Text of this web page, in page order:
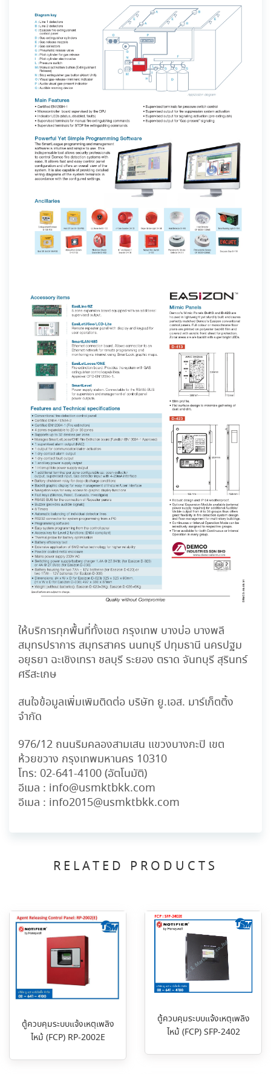
ให้บริการทุกพื้นที่ทั้งเขต กรุงเทพ บางบ่อ บางพลี
สมุทรปราการ สมุทรสาคร นนทบุรี ปทุมธานี นครปฐม
อยุธยา ฉะเชิงเทรา ชลบุรี ระยอง ตราด จันทบุรี สุรินทร์
ศรีสะเกษ
สนใจข้อมูลเพิ่มเพิมติดต่อ บริษัท ยู.เอส. มาร์เก็ตติ้ง
จำกัด
976/12 ถนนริมคลองสามเสน แขวงบางกะปิ เขต
ห้วยขวาง กรุงเทพมหานคร 10310
โทร: 02-641-4100(อัตโนมัติ)
อีเมล : info@usmktbkk.com
อีเมล : info2015@usmktbkk.com
RELATED PRODUCTS
ตู้ควบคุมระบบแจ้งเหตุเพลิง
ไหม้ (FCP) RP-2002E
ตู้ควบคุมระบบแจ้งเหตุเพลิง
ไหม้ (FCP) SFP-2402